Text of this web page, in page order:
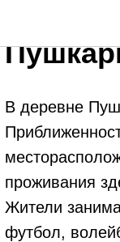
В деревне
проживания
Жители
футбол,